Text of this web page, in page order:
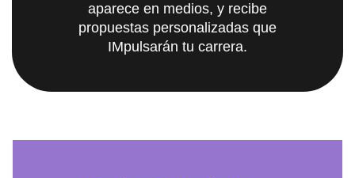
aparece en medios, y recibe
propuestas personalizadas que
IMpulsarán tu carrera.